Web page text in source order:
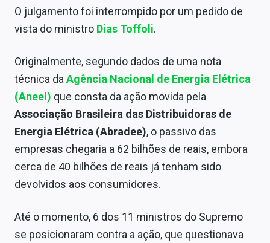
Contato
O julgamento foi interrompido por um pedido de
vista do ministro Dias Toffoli.
Originalmente, segundo dados de uma nota
técnica da Agência Nacional de Energia Elétrica
(Aneel) que consta da ação movida pela
Associação Brasileira das Distribuidoras de
Energia Elétrica (Abradee), o passivo das
empresas chegaria a 62 bilhões de reais, embora
cerca de 40 bilhões de reais já tenham sido
devolvidos aos consumidores.
Até o momento, 6 dos 11 ministros do Supremo
se posicionaram contra a ação, que questionava